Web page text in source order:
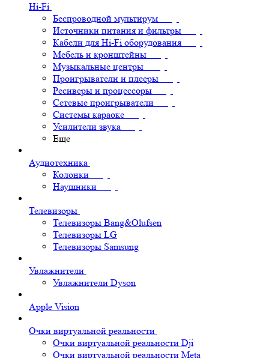
Hi-Fi
Беспроводной мультирум
Источники питания и фильтры
Кабели для Hi-Fi оборудования
Мебель и кронштейны
Музыкальные центры
Проигрыватели и плееры
Ресиверы и процессоры
Сетевые проигрыватели
Системы караоке
Усилители звука
Еще
Аудиотехника
Колонки
Наушники
Телевизоры
Телевизоры Bang&Olufsen
Телевизоры LG
Телевизоры Samsung
Увлажнители
Увлажнители Dyson
Apple Vision
Очки виртуальной реальности
Очки виртуальной реальности Dji
Очки виртуальной реальности Meta